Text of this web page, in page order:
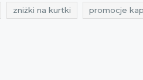
zniżki na kurtki promocje